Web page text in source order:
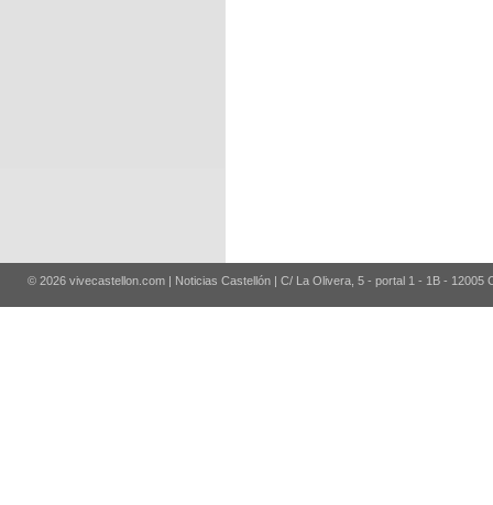
© 2026 vivecastellon.com | Noticias Castellón | C/ La Olivera, 5 - portal 1 - 1B - 12005